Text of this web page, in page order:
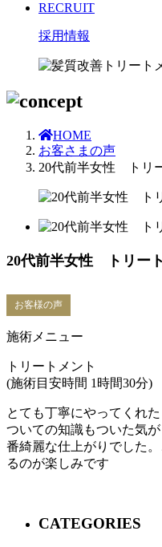
RECRUIT
採用情報
HOME
お客さまの声
20代前半女性 トリ
20代前半女性 トリー
お客様の声
施術メニュー
トリートメント
(施術目安時間 1時間30分)
とても丁寧にやってくれ
ついての知識もついた気
番綺麗な仕上がりでした
るのが楽しみです
CATEGORIES